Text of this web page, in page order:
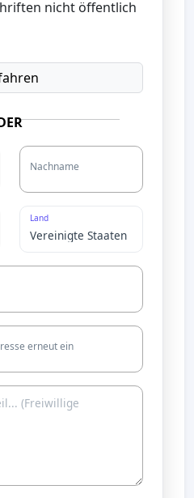
nicht öffentlich
Nachname
Land
erneut ein